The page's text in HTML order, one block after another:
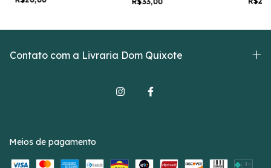
Contato com a Livraria Dom Quixote
Meios de pagamento